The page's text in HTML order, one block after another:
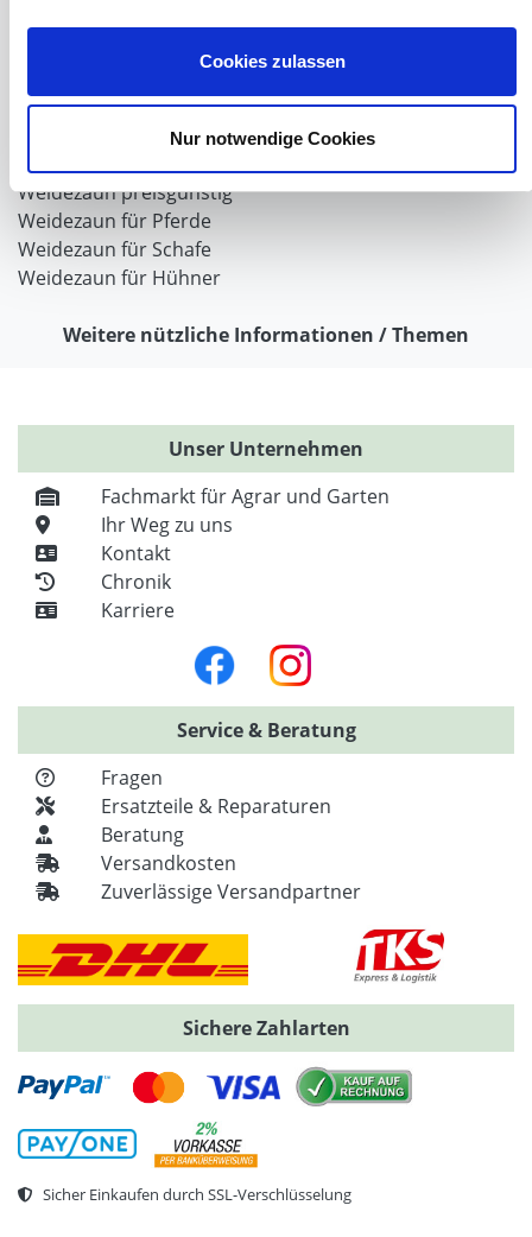
Cookies zulassen
Nur notwendige Cookies
Wolfabwehr
Der Weidezaun nach dem Winter
Weidezaunlitzen
Torgriffe oder Torsysteme
Weidezaun Fehlersuche
Weidezaun preisgünstig
Weidezaun für Pferde
Weidezaun für Schafe
Weidezaun für Hühner
Weitere nützliche Informationen / Themen
Unser Unternehmen
Fachmarkt für Agrar und Garten
Ihr Weg zu uns
Kontakt
Chronik
Karriere
Service & Beratung
Fragen
Ersatzteile & Reparaturen
Beratung
Versandkosten
Zuverlässige Versandpartner
Sichere Zahlarten
Sicher Einkaufen durch SSL-Verschlüsselung